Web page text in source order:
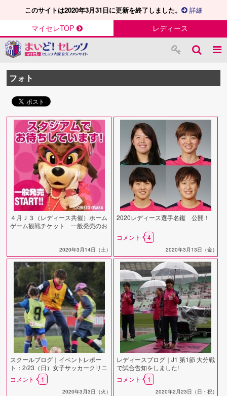
このサイトは2020年3月31日に更新を終了しました。 詳細
マイセレTOP レディース
フォト
４月Ｊ３（レディース共催）ホーム
ゲーム観戦チケット 一般発売のお
2020年3月14日（土）
2020レディース選手名鑑 公開！
コメント 4
2020年3月13日（金）
スクールブログ｜イベントレポー
ト：2/23（日）女子サッカークリニ
ック
コメント 1
2020年3月3日（火）
レディースブログ｜J1 第1節 大分戦
で試合告知をしました!
コメント
1
2020年2月23日（日・祝）